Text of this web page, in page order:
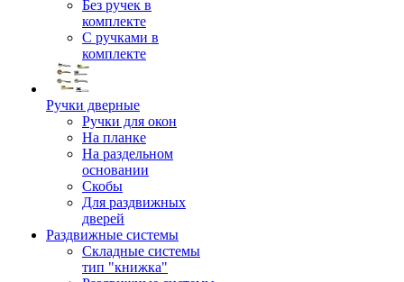
Без ручек в
комплекте
С ручками в
комплекте
Ручки дверные
Ручки для окон
На планке
На раздельном
основании
Скобы
Для раздвижных
дверей
Раздвижные системы
Складные системы
тип "книжка"